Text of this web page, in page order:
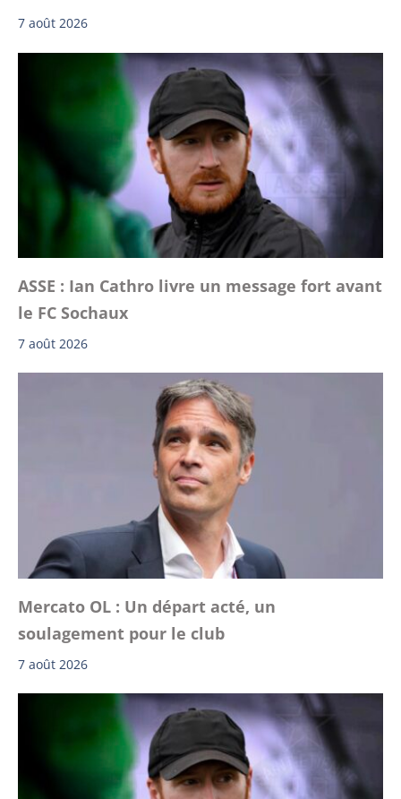
7 août 2026
ASSE : Ian Cathro livre un message fort avant
le FC Sochaux
7 août 2026
Mercato OL : Un départ acté, un
soulagement pour le club
7 août 2026